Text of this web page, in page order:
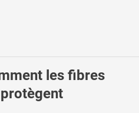
les fibres